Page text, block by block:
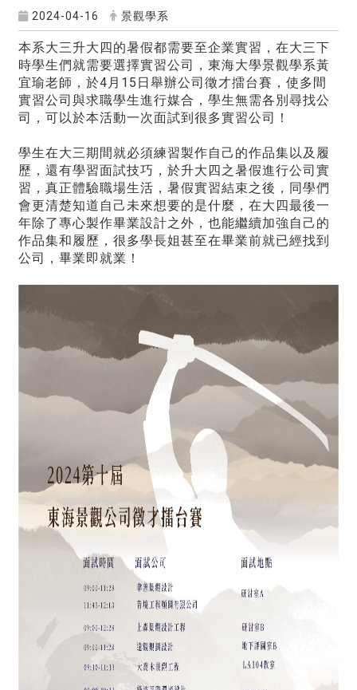
2024-04-16 景觀學系
本系大三升大四的暑假都需要至企業實習，在大三下
時學生們就需要選擇實習公司，東海大學景觀學系黃
宜瑜老師，於4月15日舉辦公司徵才擂台賽，使多間
實習公司與求職學生進行媒合，學生無需各別尋找公
司，可以於本活動一次面試到很多實習公司！
學生在大三期間就必須練習製作自己的作品集以及履
歷，還有學習面試技巧，於升大四之暑假進行公司實
習，真正體驗職場生活，暑假實習結束之後，同學們
會更清楚知道自己未來想要的是什麼，在大四最後一
年除了專心製作畢業設計之外，也能繼續加強自己的
作品集和履歷，很多學長姐甚至在畢業前就已經找到
公司，畢業即就業！